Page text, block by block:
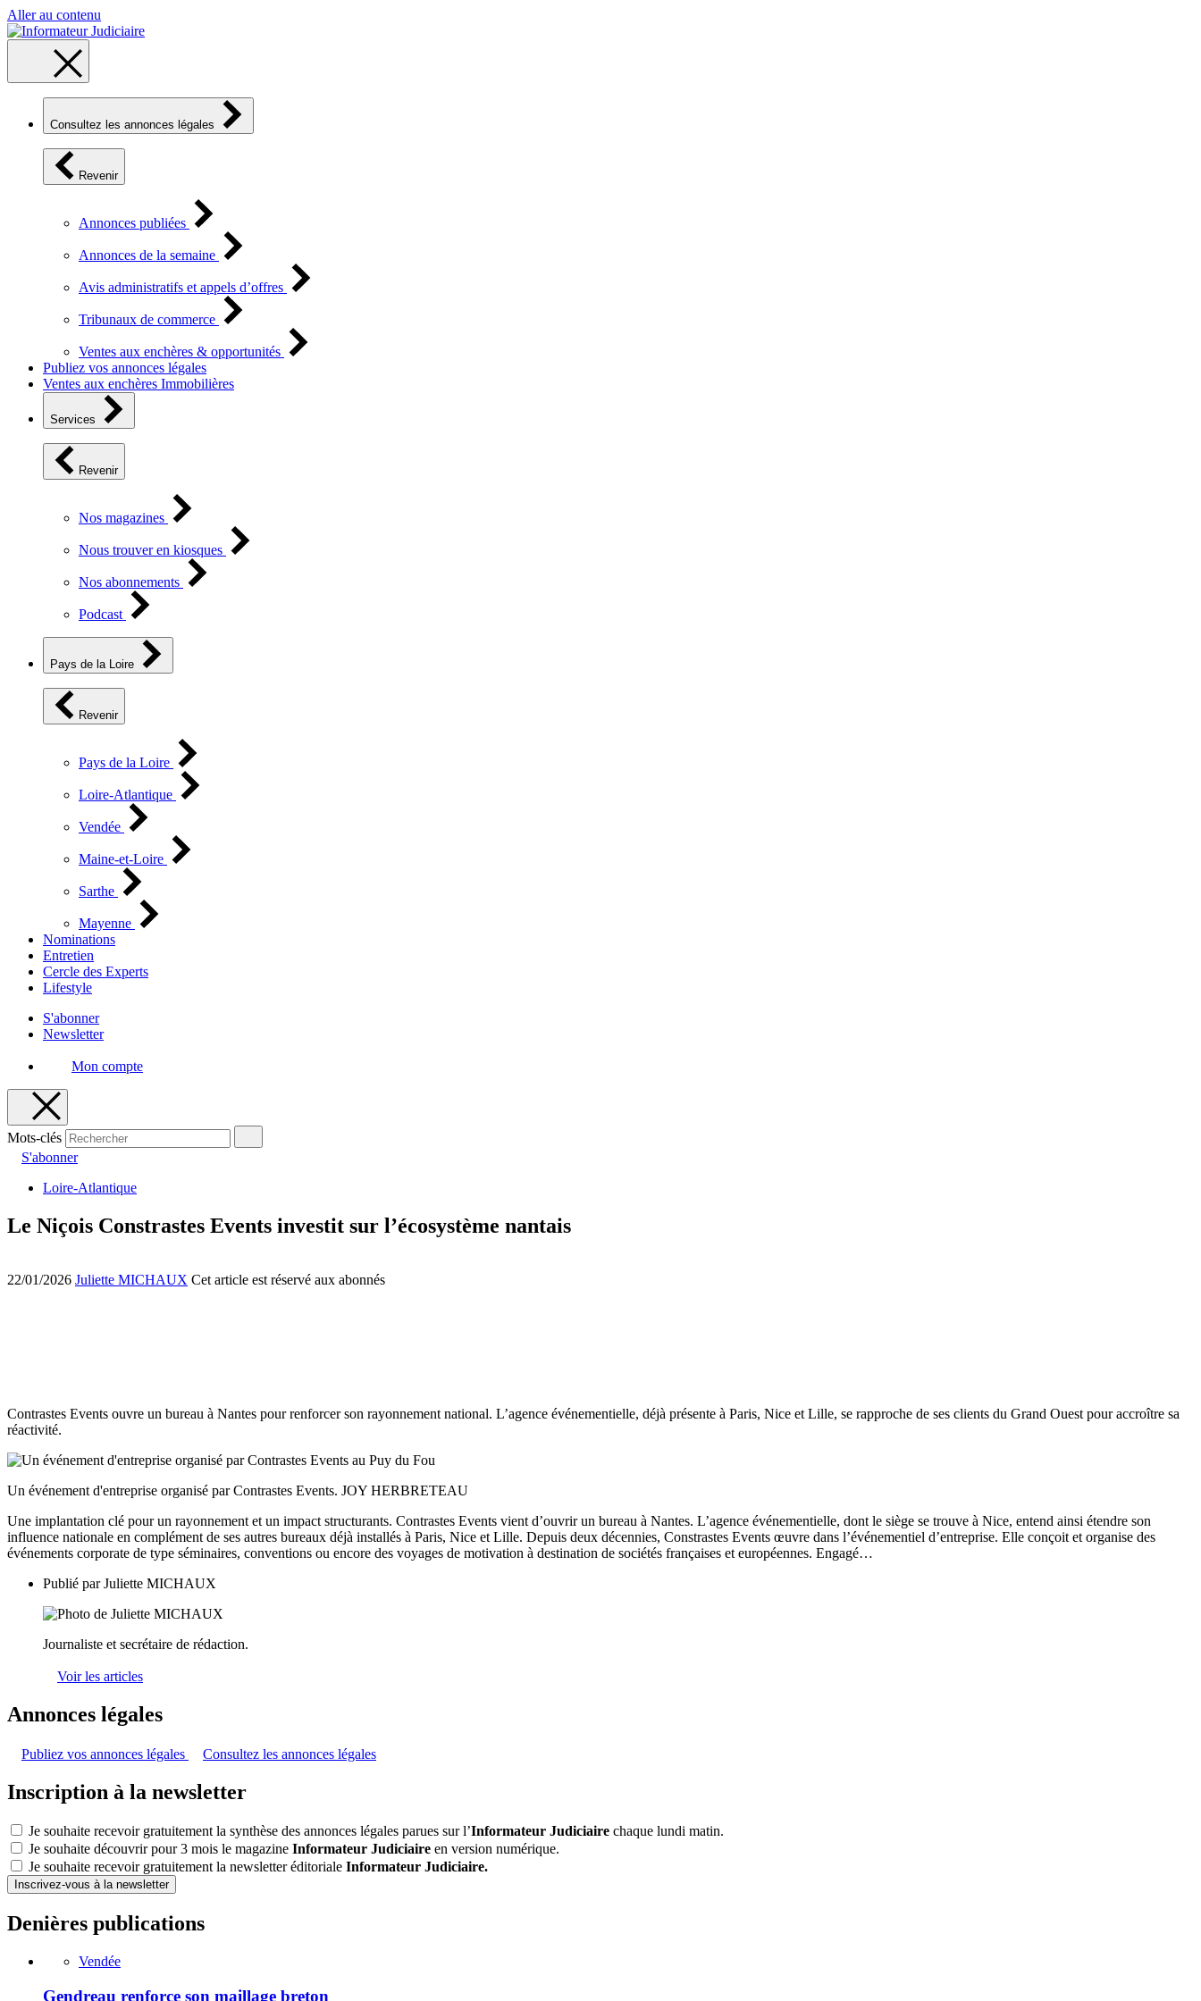
Aller au contenu
Consultez les annonces légales
Revenir
Annonces publiées
Annonces de la semaine
Avis administratifs et appels d’offres
Tribunaux de commerce
Ventes aux enchères & opportunités
Publiez vos annonces légales
Ventes aux enchères Immobilières
Services
Revenir
Nos magazines
Nous trouver en kiosques
Nos abonnements
Podcast
Pays de la Loire
Revenir
Pays de la Loire
Loire-Atlantique
Vendée
Maine-et-Loire
Sarthe
Mayenne
Nominations
Entretien
Cercle des Experts
Lifestyle
S'abonner
Newsletter
Mon compte
Mots-clés
S'abonner
Loire-Atlantique
Le Niçois Constrastes Events investit sur l’écosystème nantais
22/01/2026 Juliette MICHAUX Cet article est réservé aux abonnés
Contrastes Events ouvre un bureau à Nantes pour renforcer son rayonnement national. L’agence événementielle, déjà présente à Paris, Nice et Lille, se rapproche de ses clients du Grand Ouest pour accroître sa
réactivité.
Un événement d'entreprise organisé par Contrastes Events. JOY HERBRETEAU
Une implantation clé pour un rayonnement et un impact structurants. Contrastes Events vient d’ouvrir un bureau à Nantes. L’agence événementielle, dont le siège se trouve à Nice, entend ainsi étendre son
influence nationale en complément de ses autres bureaux déjà installés à Paris, Nice et Lille. Depuis deux décennies, Constrastes Events œuvre dans l’événementiel d’entreprise. Elle conçoit et organise des
événements corporate de type séminaires, conventions ou encore des voyages de motivation à destination de sociétés françaises et européennes. Engagé…
Publié parJuliette MICHAUX
Journaliste et secrétaire de rédaction.
Voir les articles
Annonces légales
Publiez vos annonces légales Consultez les annonces légales
Inscription à la newsletter
Je souhaite recevoir gratuitement la synthèse des annonces légales parues sur l’Informateur Judiciaire chaque lundi matin.
Je souhaite découvrir pour 3 mois le magazine Informateur Judiciaire en version numérique.
Je souhaite recevoir gratuitement la newsletter éditoriale Informateur Judiciaire.
Inscrivez-vous à la newsletter
Denières publications
Vendée
Gendreau renforce son maillage breton